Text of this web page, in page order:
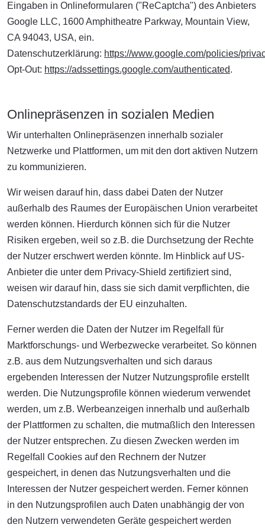
Eingaben in Onlineformularen ("ReCaptcha") des Anbieters
Google LLC, 1600 Amphitheatre Parkway, Mountain View,
CA 94043, USA, ein.
Datenschutzerklärung: https://www.google.com/policies/
Opt-Out: https://adssettings.google.com/authenticated.
Onlinepräsenzen in sozialen Medien
Wir unterhalten Onlinepräsenzen innerhalb sozialer
Netzwerke und Plattformen, um mit den dort aktiven Nutzern
zu kommunizieren.
Wir weisen darauf hin, dass dabei Daten der Nutzer
außerhalb des Raumes der Europäischen Union verarbeitet
werden können. Hierdurch können sich für die Nutzer
Risiken ergeben, weil so z.B. die Durchsetzung der Rechte
der Nutzer erschwert werden könnte. Im Hinblick auf US-
Anbieter die unter dem Privacy-Shield zertifiziert sind,
weisen wir darauf hin, dass sie sich damit verpflichten, die
Datenschutzstandards der EU einzuhalten.
Ferner werden die Daten der Nutzer im Regelfall für
Marktforschungs- und Werbezwecke verarbeitet. So können
z.B. aus dem Nutzungsverhalten und sich daraus
ergebenden Interessen der Nutzer Nutzungsprofile erstellt
werden. Die Nutzungsprofile können wiederum verwendet
werden, um z.B. Werbeanzeigen innerhalb und außerhalb
der Plattformen zu schalten, die mutmaßlich den Interessen
der Nutzer entsprechen. Zu diesen Zwecken werden im
Regelfall Cookies auf den Rechnern der Nutzer
gespeichert, in denen das Nutzungsverhalten und die
Interessen der Nutzer gespeichert werden. Ferner können
in den Nutzungsprofilen auch Daten unabhängig der von
den Nutzern verwendeten Geräte gespeichert werden